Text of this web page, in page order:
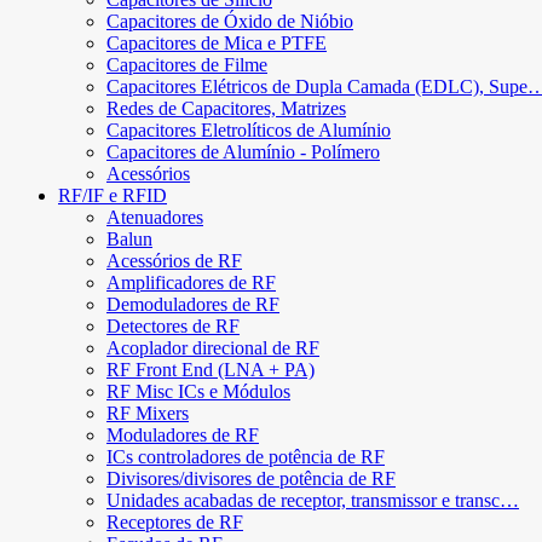
Capacitores de Óxido de Nióbio
Capacitores de Mica e PTFE
Capacitores de Filme
Capacitores Elétricos de Dupla Camada (EDLC),
Redes de Capacitores, Matrizes
Capacitores Eletrolíticos de Alumínio
Capacitores de Alumínio - Polímero
Acessórios
RF/IF e RFID
Atenuadores
Balun
Acessórios de RF
Amplificadores de RF
Demoduladores de RF
Detectores de RF
Acoplador direcional de RF
RF Front End (LNA + PA)
RF Misc ICs e Módulos
RF Mixers
Moduladores de RF
ICs controladores de potência de RF
Divisores/divisores de potência de RF
Unidades acabadas de receptor, transmissor e transc…
Receptores de RF